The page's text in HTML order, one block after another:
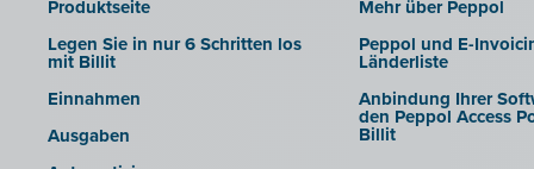
Produktseite
Legen Sie in nur 6 Schritten los
mit Billit
Einnahmen
Ausgaben
Mehr über Peppol
Peppol und E-
Länderliste
Anbindung Ihrer
den Peppol Access
Billit